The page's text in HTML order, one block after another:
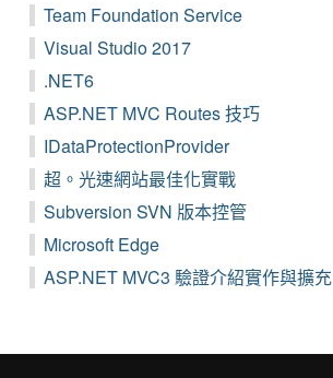
Team Foundation Service
Visual Studio 2017
.NET6
ASP.NET MVC Routes 技巧
IDataProtectionProvider
超。光速網站最佳化實戰
Subversion SVN 版本控管
Microsoft Edge
ASP.NET MVC3 驗證介紹實作與擴充